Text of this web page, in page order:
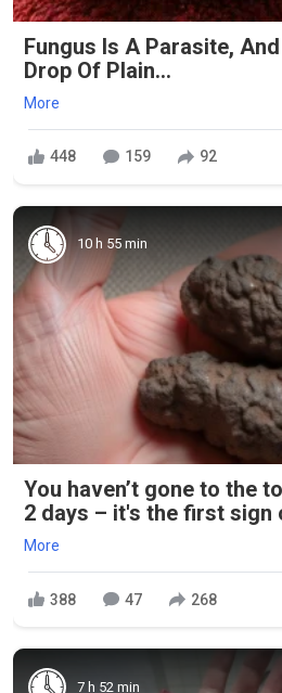
Fungus Is A Parasite,
Drop Of Plain...
More
448 159 92
10 h 55 min
You haven’t gone to the
2 days – it's the first sign
More
388 47 268
7 h 52 min